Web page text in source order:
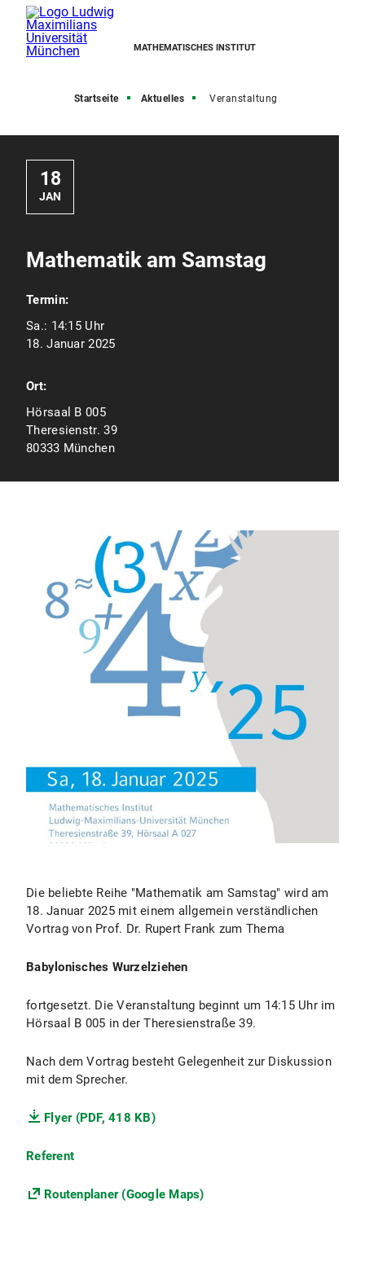
MATHEMATISCHES INSTITUT
Startseite Aktuelles Veranstaltung
18
JAN
Mathematik am Samstag
Termin:
Sa.: 14:15 Uhr
18. Januar 2025
Ort:
Hörsaal B 005
Theresienstr. 39
80333 München
Die beliebte Reihe "Mathematik am Samstag" wird am
18. Januar 2025 mit einem allgemein verständlichen
Vortrag von Prof. Dr. Rupert Frank zum Thema
Babylonisches Wurzelziehen
fortgesetzt. Die Veranstaltung beginnt um 14:15 Uhr im
Hörsaal B 005 in der Theresienstraße 39.
Nach dem Vortrag besteht Gelegenheit zur Diskussion
mit dem Sprecher.
Flyer (PDF, 418 KB)
Referent
Routenplaner (Google Maps)